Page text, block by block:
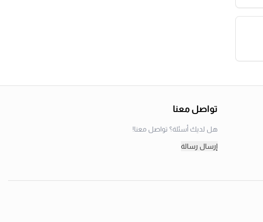
تواصل معنا
هل لديك أسئلة؟ تواصل معنا!
إرسال رسالة